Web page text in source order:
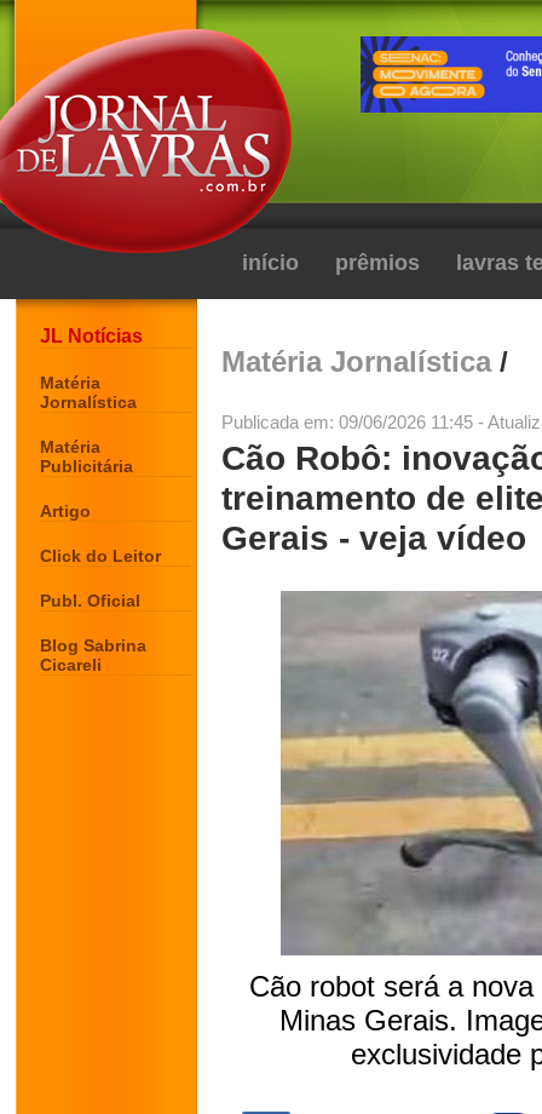
início prêmios lavras
JL Notícias
Matéria
Jornalística
Matéria
Publicitária
Artigo
Click do Leitor
Publ. Oficial
Blog Sabrina
Cicareli
Matéria Jornalística/
Publicada em: 09/06/2026 11:45 -
Cão Robô:
treinamento de
Gerais - veja vídeo
Cão robot será a
Minas Gerais.
exclusividade